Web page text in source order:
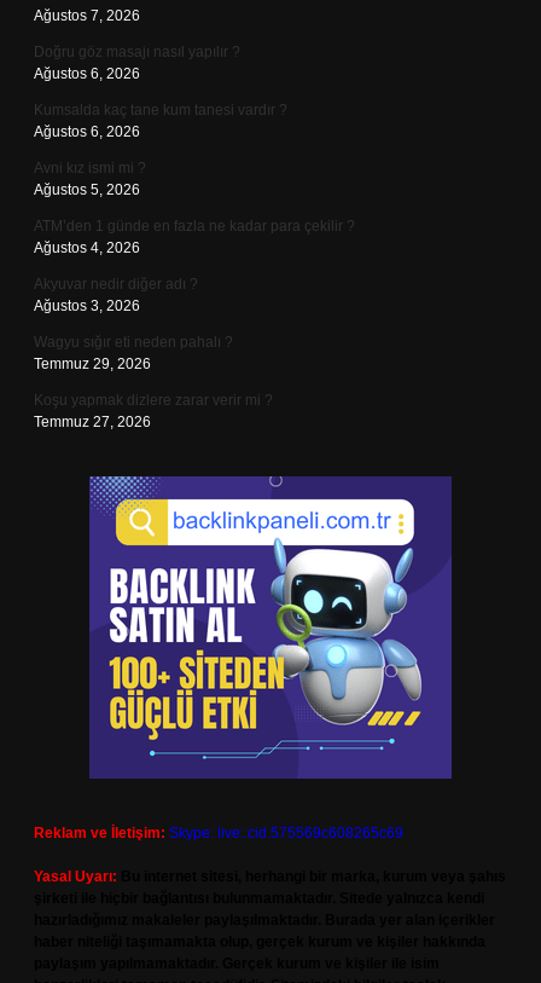
Ağustos 7, 2026
Doğru göz masajı nasıl yapılır ?
Ağustos 6, 2026
Kumsalda kaç tane kum tanesi vardır ?
Ağustos 6, 2026
Avni kız ismi mi ?
Ağustos 5, 2026
ATM’den 1 günde en fazla ne kadar para çekilir ?
Ağustos 4, 2026
Akyuvar nedir diğer adı ?
Ağustos 3, 2026
Wagyu sığır eti neden pahalı ?
Temmuz 29, 2026
Koşu yapmak dizlere zarar verir mi ?
Temmuz 27, 2026
Reklam ve İletişim: Skype: live:.cid.575569c608265c69
Yasal Uyarı: